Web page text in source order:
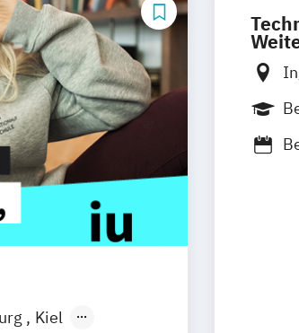
Kiel